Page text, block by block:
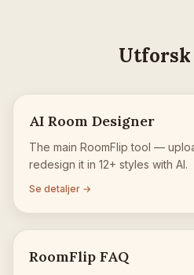
AI Room Designer
The main RoomFlip tool —
redesign it in 12+ styles with AI.
Se detaljer →
RoomFlip FAQ